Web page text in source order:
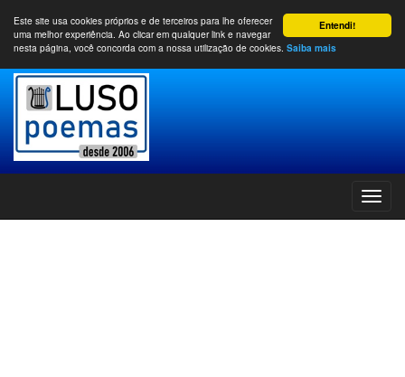
Entendi!
Este site usa cookies próprios e de terceiros para lhe oferecer
uma melhor experiência. Ao clicar em qualquer link e navegar
nesta página, você concorda com a nossa utilização de cookies. Saiba mais